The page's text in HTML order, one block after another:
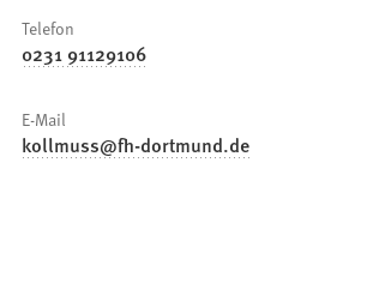
Telefon
0231 91129106
E-Mail
kollmuss fh-dortmund de